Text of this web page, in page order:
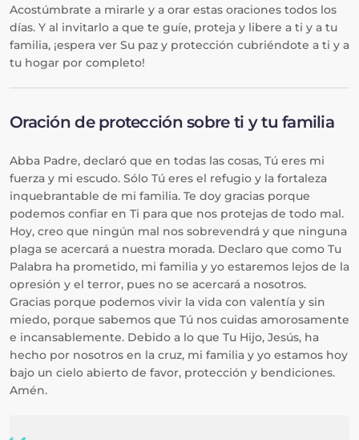
Acostúmbrate a mirarle y a orar estas oraciones todos los
días. Y al invitarlo a que te guíe, proteja y libere a ti y a tu
familia, ¡espera ver Su paz y protección cubriéndote a ti y a
tu hogar por completo!
Oración de protección sobre ti y tu familia
Abba Padre, declaró que en todas las cosas, Tú eres mi
fuerza y mi escudo. Sólo Tú eres el refugio y la fortaleza
inquebrantable de mi familia. Te doy gracias porque
podemos confiar en Ti para que nos protejas de todo mal.
Hoy, creo que ningún mal nos sobrevendrá y que ninguna
plaga se acercará a nuestra morada. Declaro que como Tu
Palabra ha prometido, mi familia y yo estaremos lejos de la
opresión y el terror, pues no se acercará a nosotros.
Gracias porque podemos vivir la vida con valentía y sin
miedo, porque sabemos que Tú nos cuidas amorosamente
e incansablemente. Debido a lo que Tu Hijo, Jesús, ha
hecho por nosotros en la cruz, mi familia y yo estamos hoy
bajo un cielo abierto de favor, protección y bendiciones.
Amén.